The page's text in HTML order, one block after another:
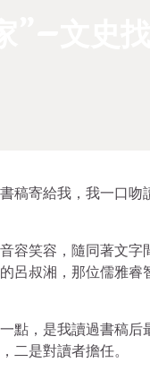
稿寄給我，我一口吻
容笑容，隨同著文
呂叔湘，那位儒雅
點，是我讀過書稿
二是對讀者擔任。